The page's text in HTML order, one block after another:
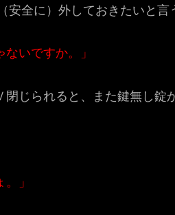
安全に）外しておきたいと言
いですか。」
閉じられると、また鍵無し
」